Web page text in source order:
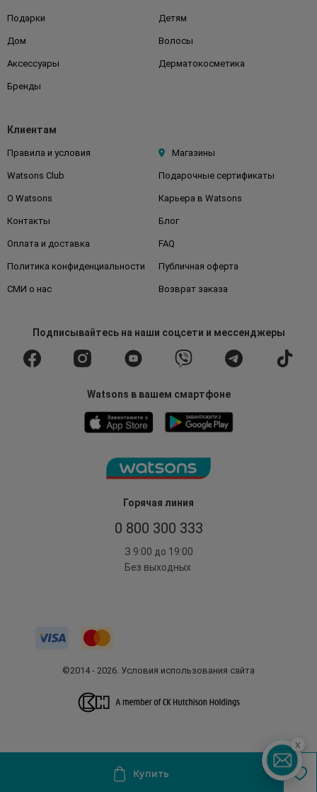
Горячая линия
0 800 300 333
З 9:00 до 19:00
Без выходных
Подарки Детям
Дом Волосы
Аксессуары Дерматокосметика
Бренды
Клиентам
Правила и условия Магазины
Watsons Club Подарочные сертификаты
О Watsons Карьера в Watsons
Контакты Блог
Оплата и доставка FAQ
Политика конфиденциальности Публичная оферта
СМИ о нас Возврат заказа
Подписывайтесьна наши соцсети и мессенджеры
Watsons в вашем смартфоне
©2014 - 2026. Условия использования сайта
x